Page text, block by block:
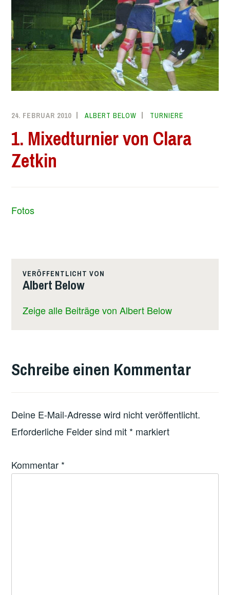
24. FEBRUAR 2010 ALBERT BELOW TURNIERE
1. Mixedturnier von Clara
Zetkin
Fotos
VERÖFFENTLICHT VON
Albert Below
Zeige alle Beiträge von Albert Below
Schreibe einen Kommentar
Deine E-Mail-Adresse wird nicht veröffentlicht.
Erforderliche Felder sind mit * markiert
Kommentar *